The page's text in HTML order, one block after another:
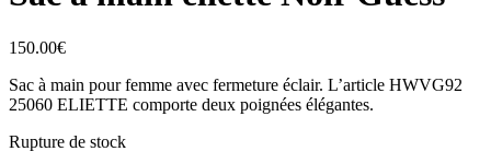
150.00€
Sac à main pour femme avec fermeture éclair. L’article HWVG92
25060 ELIETTE comporte deux poignées élégantes.
Rupture de stock